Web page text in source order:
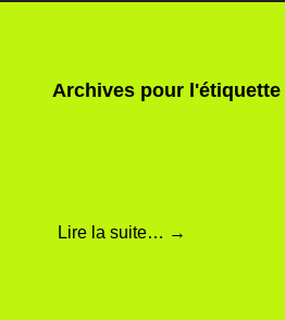
Archives pour l'étiquette
Lire la suite… →